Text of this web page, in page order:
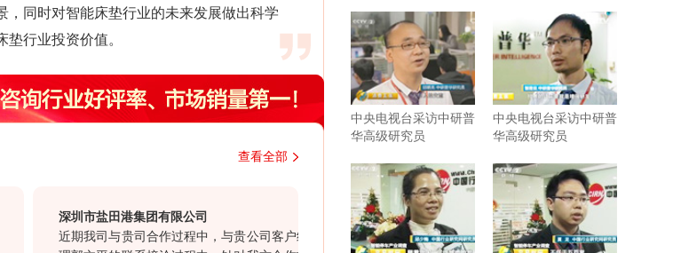
同时对智能床垫行业的未来发展做出科学
行业投资价值。
查看全部
深圳市盐田港集团有限公司
近期我司与贵司合作过程中，与贵公司客户经
韩国大韩贸易投资振兴公社上海代表处
近几年，与中研普华持续不断地进行着行业研
中央电视台采访中研普
华高级研究员
中央电视台采访中研普
华高级研究员